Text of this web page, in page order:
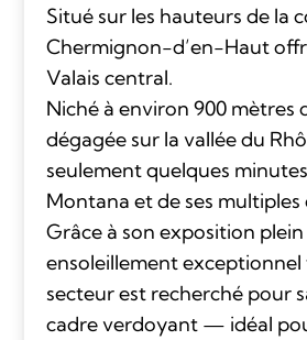
Situé sur les hauteurs de la
Chermignon-d’en-Haut
Valais central.
Niché à environ 900 mètres
dégagée sur la vallée du
seulement quelques
Montana et de ses
Grâce à son exposition
ensoleillement exceptionnel
secteur est recherché pour
cadre verdoyant — idéal